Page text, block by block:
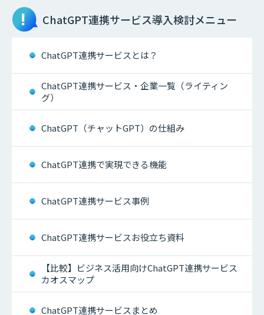
ChatGPT連携サービス導入検討メニュー
ChatGPT連携サービスとは？
ChatGPT連携サービス・企業一覧（ライティン
グ）
ChatGPT（チャットGPT）の仕組み
ChatGPT連携で実現できる機能
ChatGPT連携サービス事例
ChatGPT連携サービスお役立ち資料
【比較】ビジネス活用向けChatGPT連携サービス
カオスマップ
ChatGPT連携サービスまとめ